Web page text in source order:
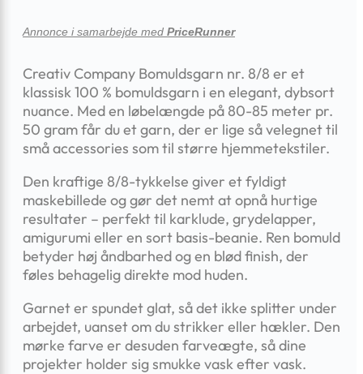
Annonce i samarbejde med PriceRunner
Creativ Company Bomuldsgarn nr. 8/8 er et
klassisk 100 % bomuldsgarn i en elegant, dybsort
nuance. Med en løbelængde på 80-85 meter pr.
50 gram får du et garn, der er lige så velegnet til
små accessories som til større hjemmetekstiler.
Den kraftige 8/8-tykkelse giver et fyldigt
maskebillede og gør det nemt at opnå hurtige
resultater – perfekt til karklude, grydelapper,
amigurumi eller en sort basis-beanie. Ren bomuld
betyder høj åndbarhed og en blød finish, der
føles behagelig direkte mod huden.
Garnet er spundet glat, så det ikke splitter under
arbejdet, uanset om du strikker eller hækler. Den
mørke farve er desuden farveægte, så dine
projekter holder sig smukke vask efter vask.